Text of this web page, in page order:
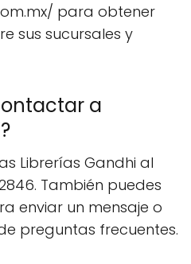
para obtener
sus sucursales y
a
Librerías Gandhi al
También puedes
enviar un mensaje o
preguntas frecuentes.